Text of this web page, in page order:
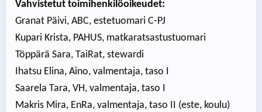
Vahvistetut toimihenkilöoikeudet:
Granat Päivi, ABC, estetuomari C-PJ
Kupari Krista, PAHUS, matkaratsastustuomari
Töppärä Sara, TaiRat, stewardi
Ihatsu Elina, Aino, valmentaja, taso I
Saarela Tara, VH, valmentaja, taso I
Makris Mira, EnRa, valmentaja, taso II (este, koulu)